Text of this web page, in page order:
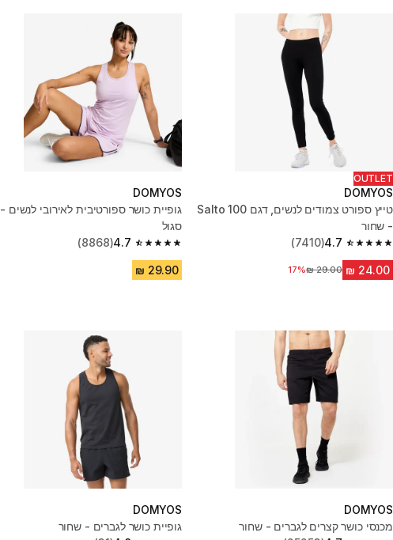
OUTLET
DOMYOS
טייץ ספורט צמודים לנשים, דגם Salto 100
- שחור
4.7
4.7 out of 5 stars from 7410 reviews
(7410)
מחיר לפני הנחה‏29.00 ₪
17%
DOMYOS
גופיית כושר ספורטיבית לאירובי לנשים -
סגול
4.7
4.7 out of 5 stars from 8868 reviews
(8868)
DOMYOS
מכנסי כושר קצרים לגברים - שחור
DOMYOS
גופיית כושר לגברים - שחור